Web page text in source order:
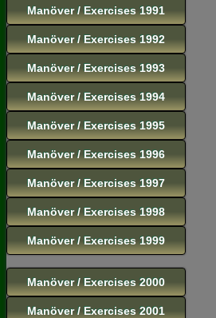
Manöver / Exercises 1991
Manöver / Exercises 1992
Manöver / Exercises 1993
Manöver / Exercises 1994
Manöver / Exercises 1995
Manöver / Exercises 1996
Manöver / Exercises 1997
Manöver / Exercises 1998
Manöver / Exercises 1999
Manöver / Exercises 2000
Manöver / Exercises 2001